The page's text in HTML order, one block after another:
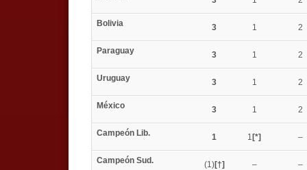
Bolivia 3 1 2
Paraguay 3 1 2
Uruguay 3 1 2
México 3 1 2
Campeón Lib. 1 1 [*] –
Campeón Sud. (1)[†] – –